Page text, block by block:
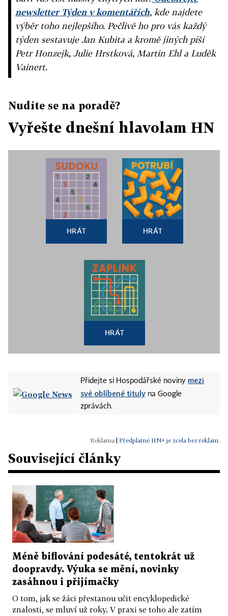
newsletter Týden v komentářích, kde najdete
výběr toho nejlepšího. Pečlivě ho pro vás každý
týden sestavuje Jan Kubita a kromě jiných píší
Petr Honzejk, Julie Hrstková, Martin Ehl a Luděk
Vainert.
Nudíte se na poradě?
Vyřešte dnešní hlavolam HN
HRÁT HRÁT
HRÁT
Přidejte si Hospodářské noviny mezi
své oblíbené tituly na Google
zprávách.
Předplatné HN+ je zcela bez reklam.
Související články
Méně biflování podesáté, tentokrát už
doopravdy. Výuka se mění, novinky
zasáhnou i přijímačky
O tom, jak se žáci přestanou učit encyklopedické
znalosti, se mluví už roky. V praxi se toho ale zatím